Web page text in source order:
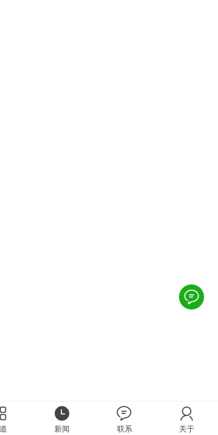
新闻 联系 关于